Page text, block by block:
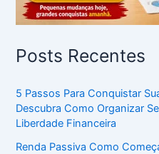
Posts Recentes
5 Passos Para Conquistar
Descubra Como Organizar
Liberdade Financeira
Renda Passiva Como